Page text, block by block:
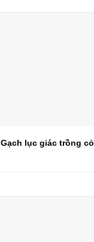
Gạch lục giác trồng cỏ